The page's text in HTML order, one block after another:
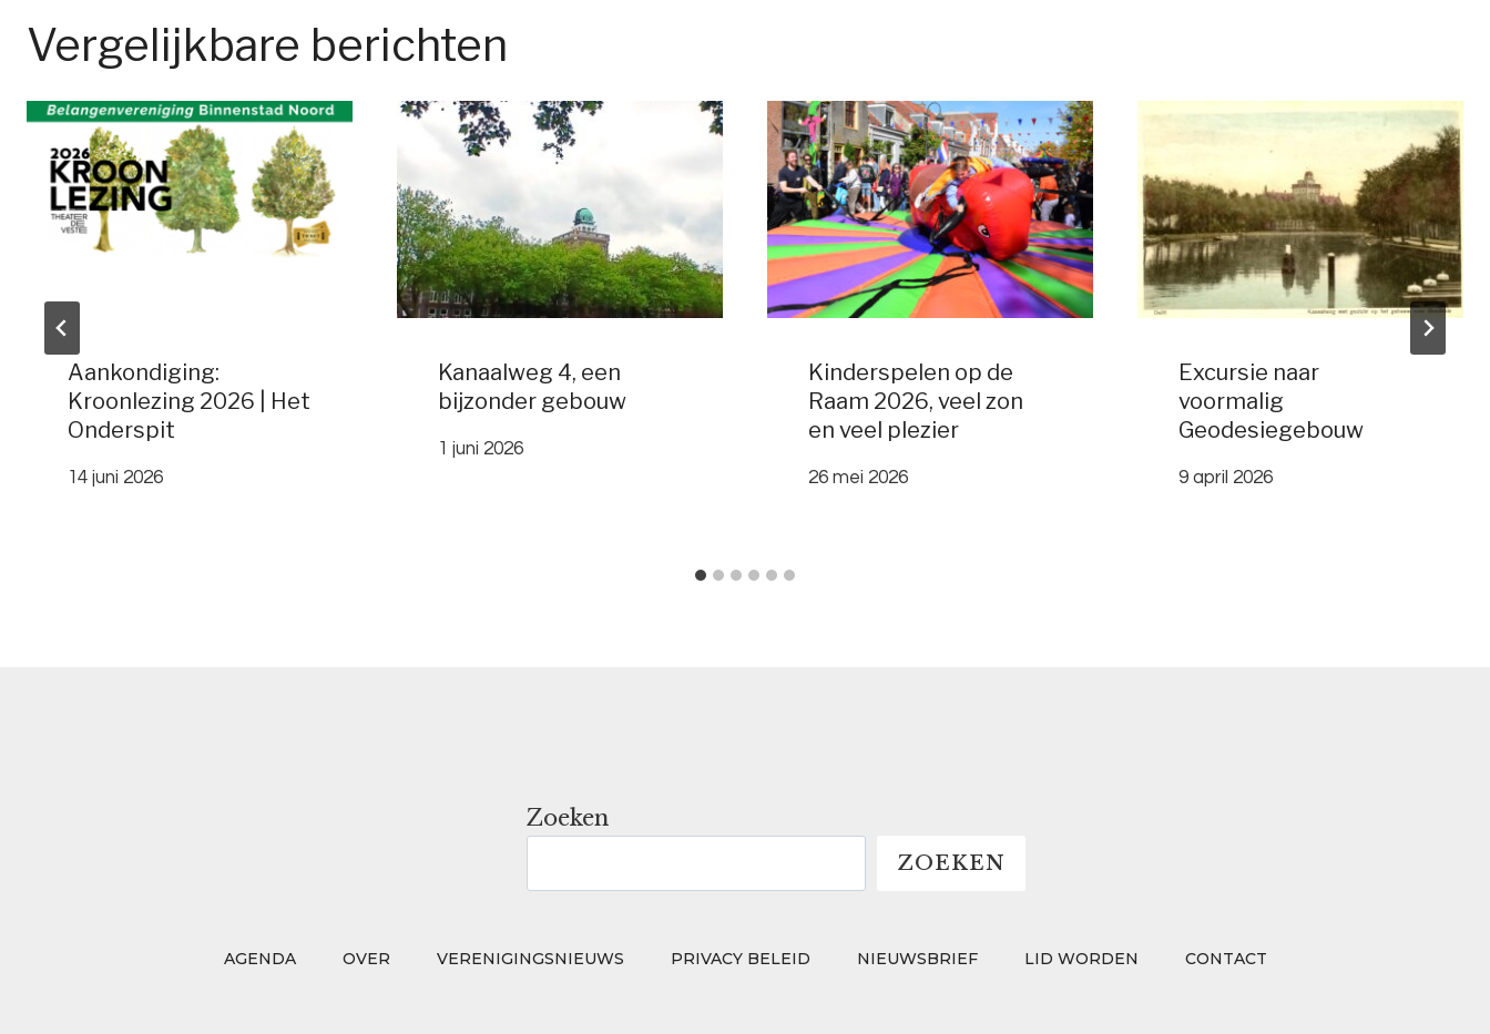
Vergelijkbare berichten
Aankondiging:
Kroonlezing 2026 | Het
Onderspit
14 juni 2026
Kanaalweg 4, een
bijzonder gebouw
1 juni 2026
Kinderspelen op de
Raam 2026, veel zon
en veel plezier
26 mei 2026
Excursie naar
voormalig
Geodesiegebouw
9 april 2026
Zoeken
ZOEKEN
AGENDA OVER VERENIGINGSNIEUWS PRIVACY BELEID NIEUWSBRIEF LID WORDEN CONTACT